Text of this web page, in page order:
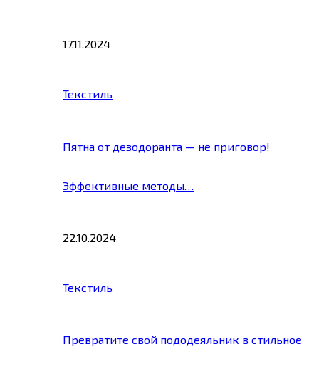
17.11.2024
Текстиль
Пятна от дезодоранта — не приговор!
Эффективные методы…
22.10.2024
Текстиль
Превратите свой пододеяльник в стильное